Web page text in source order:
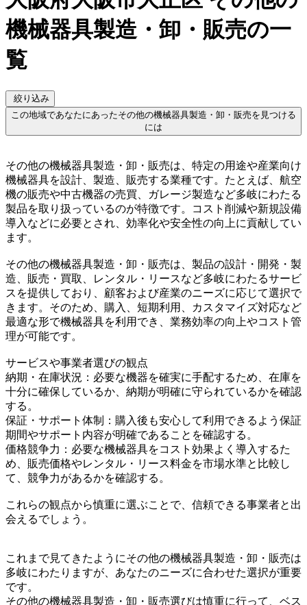
機械器具製造・卸・販売の一
覧
絞り込み
この地域であなたにあったその他の機械器具製造・卸・販売を見つける
には
その他の機械器具製造・卸・販売は、特定の用途や産業向け
機械器具を設計、製造、販売する業種です。たとえば、航空
機の販売や中古機器の売買、ガレージ製造など多岐にわたる
製品を取り扱っているのが特徴です。コスト削減や新規設備
導入などに必要とされ、効率化や安全性の向上に貢献してい
ます。
その他の機械器具製造・卸・販売は、製品の設計・開発・製
造、販売・買取、レンタル・リースなど多岐にわたるサービ
スを提供しており、顧客および産業のニーズに応じて選択で
きます。そのため、購入、短期利用、カスタマイズ対応など
最適な形で機械器具を利用でき、業務効率の向上やコスト管
理が可能です。
サービスや事業者選びの観点
納期・在庫状況：必要な機器を確実に手配するため、在庫を
十分に確保しているか、納期が明確に守られているかを確認
する。
保証・サポート体制：購入後も安心して利用できるよう保証
期間やサポート内容が明確であることを確認する。
価格競争力：必要な機械器具をコスト効果よく導入するた
め、販売価格やレンタル・リース料金を市場水準と比較し
て、競争力があるかを確認する。
これらの観点から慎重に選ぶことで、信頼できる事業者と出
会えるでしょう。
これまで見てきたようにその他の機械器具製造・卸・販売は
多岐にわたりますが、あなたのニーズに合わせた選択が重要
です。
その他の機械器具製造・卸・販売選びは慎重に行って、ベス